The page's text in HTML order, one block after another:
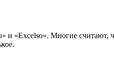
и «Excelso». Многие